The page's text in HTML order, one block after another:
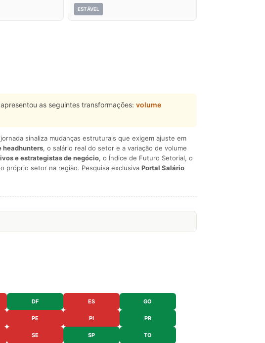
ESTÁVEL
apresentou as seguintes transformações: volume
sinaliza mudanças estruturais que exigem ajuste em
headhunters, o salário real do setor e a variação de volume
e estrategistas de negócio, o Índice de Futuro Setorial, o
próprio setor na região. Pesquisa exclusiva Portal Salário
DF ES GO
PE PI PR
SE SP TO